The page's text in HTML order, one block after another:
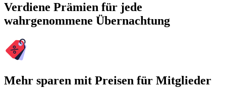
Verdiene Prämien für jede
wahrgenommene Übernachtung
Mehr sparen mit Preisen für Mitglieder